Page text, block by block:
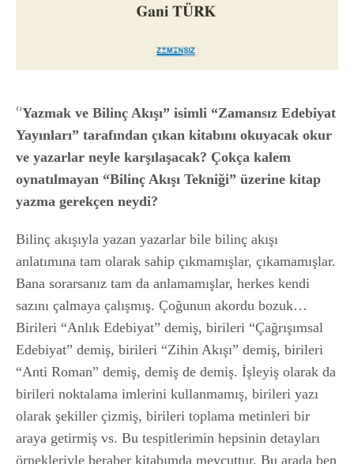
“Yazmak ve Bilinç Akışı” isimli “Zamansız Edebiyat
Yayınları” tarafından çıkan kitabını okuyacak okur
ve yazarlar neyle karşılaşacak? Çokça kalem
oynatılmayan “Bilinç Akışı Tekniği” üzerine kitap
yazma gerekçen neydi?
Bilinç akışıyla yazan yazarlar bile bilinç akışı
anlatımına tam olarak sahip çıkmamışlar, çıkamamışlar.
Bana sorarsanız tam da anlamamışlar, herkes kendi
sazını çalmaya çalışmış. Çoğunun akordu bozuk…
Birileri “Anlık Edebiyat” demiş, birileri “Çağrışımsal
Edebiyat” demiş, birileri “Zihin Akışı” demiş, birileri
“Anti Roman” demiş, demiş de demiş. İşleyiş olarak da
birileri noktalama imlerini kullanmamış, birileri yazı
olarak şekiller çizmiş, birileri toplama metinleri bir
araya getirmiş vs. Bu tespitlerimin hepsinin detayları
örnekleriyle beraber kitabımda mevcuttur. Bu arada ben